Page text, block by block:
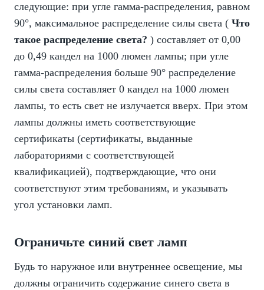
следующие: при угле гамма-распределения, равном
90°, максимальное распределение силы света ( Что
такое распределение света? ) составляет от 0,00
до 0,49 кандел на 1000 люмен лампы; при угле
гамма-распределения больше 90° распределение
силы света составляет 0 кандел на 1000 люмен
лампы, то есть свет не излучается вверх. При этом
лампы должны иметь соответствующие
сертификаты (сертификаты, выданные
лабораториями с соответствующей
квалификацией), подтверждающие, что они
соответствуют этим требованиям, и указывать
угол установки ламп.
Ограничьте синий свет ламп
Будь то наружное или внутреннее освещение, мы
должны ограничить содержание синего света в